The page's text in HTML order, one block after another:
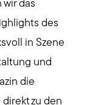
das
des
in Szene
und
die
zu den